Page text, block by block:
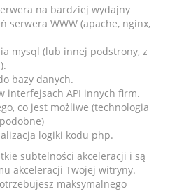
na bardziej wydajny
serwera WWW (apache, nginx,
mysql (lub innej podstrony, z
bazy danych.
interfejsach API innych firm.
co jest możliwe (technologia
logiki kodu php.
subtelności akceleracji i są
akceleracji Twojej witryny.
maksymalnego